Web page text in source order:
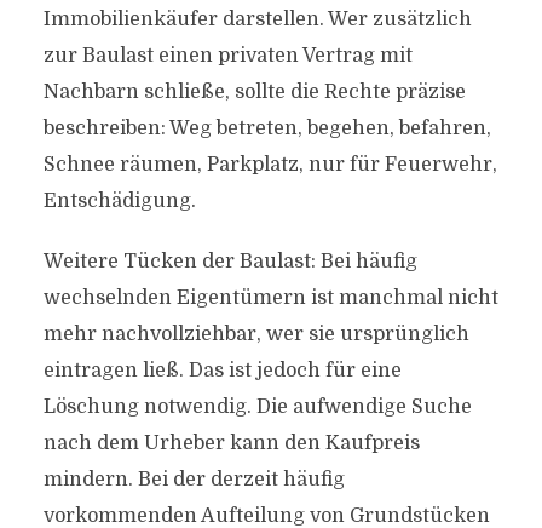
Immobilienkäufer darstellen. Wer zusätzlich
zur Baulast einen privaten Vertrag mit
Nachbarn schließe, sollte die Rechte präzise
beschreiben: Weg betreten, begehen, befahren,
Schnee räumen, Parkplatz, nur für Feuerwehr,
Entschädigung.
Weitere Tücken der Baulast: Bei häufig
wechselnden Eigentümern ist manchmal nicht
mehr nachvollziehbar, wer sie ursprünglich
eintragen ließ. Das ist jedoch für eine
Löschung notwendig. Die aufwendige Suche
nach dem Urheber kann den Kaufpreis
mindern. Bei der derzeit häufig
vorkommenden Aufteilung von Grundstücken